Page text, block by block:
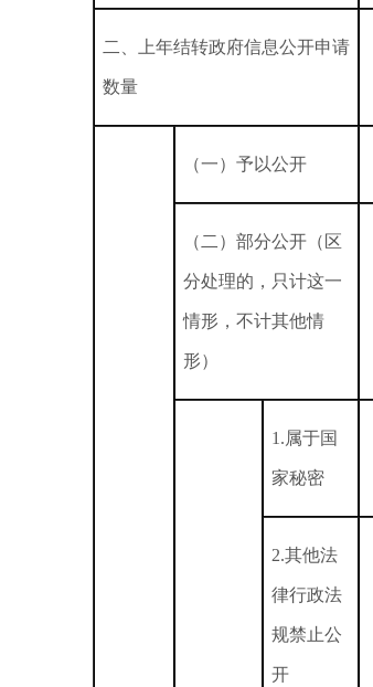
二、上年结转政府信息公开申请
数量
（一）予以公开
（二）部分公开（区
分处理的，只计这一
情形，不计其他情
形）
1.属于国
家秘密
2.其他法
律行政法
规禁止公
开